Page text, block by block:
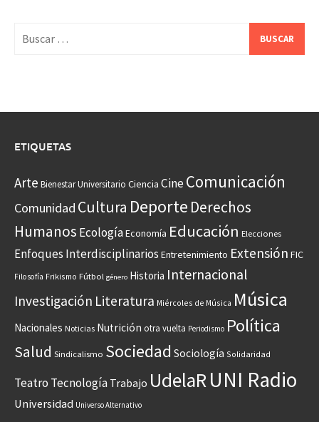
ETIQUETAS
Arte Bienestar Universitario Ciencia CineComunicación
Comunidad Cultura Deporte Derechos
Humanos EcologíaEconomía Educación Elecciones
Enfoques Interdisciplinarios Entretenimiento Extensión FIC
Filosofía Frikismo Fútbol género Historia Internacional
Investigación Literatura Miércoles de Música Música
Nacionales Noticias Nutrición otra vuelta Periodismo Política
Salud Sindicalismo Sociedad Sociología Solidaridad
Teatro Tecnología Trabajo UdelaRUNI Radio
Universidad Universo Alternativo